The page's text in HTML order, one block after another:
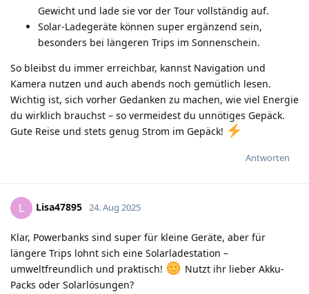
Gewicht und lade sie vor der Tour vollständig auf.
Solar-Ladegeräte können super ergänzend sein,
besonders bei längeren Trips im Sonnenschein.
So bleibst du immer erreichbar, kannst Navigation und
Kamera nutzen und auch abends noch gemütlich lesen.
Wichtig ist, sich vorher Gedanken zu machen, wie viel Energie
du wirklich brauchst – so vermeidest du unnötiges Gepäck.
Gute Reise und stets genug Strom im Gepäck!
Antworten
L Lisa47895 24. Aug 2025
Klar, Powerbanks sind super für kleine Geräte, aber für
längere Trips lohnt sich eine Solarladestation –
umweltfreundlich und praktisch!
Nutzt ihr lieber Akku-
Packs oder Solarlösungen?